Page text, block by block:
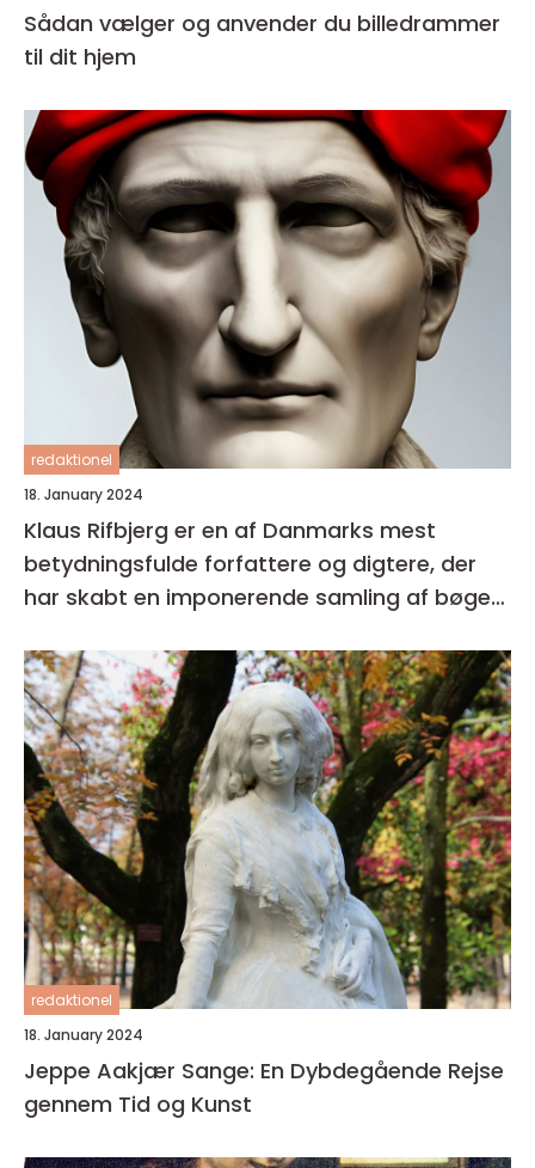
Sådan vælger og anvender du billedrammer
til dit hjem
redaktionel
18. January 2024
Klaus Rifbjerg er en af Danmarks mest
betydningsfulde forfattere og digtere, der
har skabt en imponerende samling af bøger i
redaktionel
18. January 2024
Jeppe Aakjær Sange: En Dybdegående Rejse
gennem Tid og Kunst